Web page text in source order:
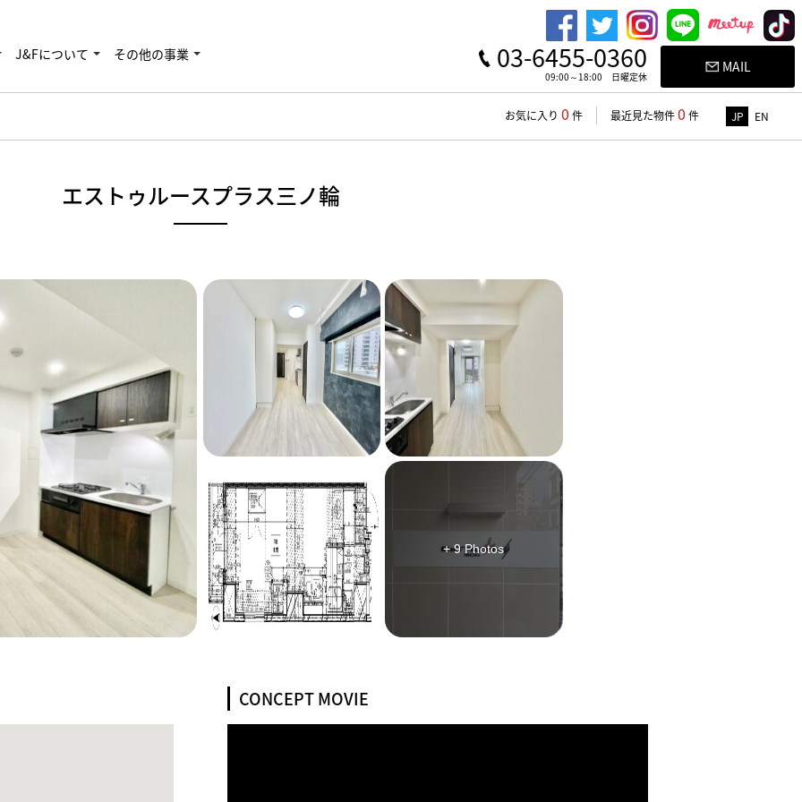
J&Fについて その他の事業 03-6455-0360
09:00～18:00 日曜定休
MAIL
お気に入り 0 件 最近見た物件0 件 JP EN
エストゥルースプラス三ノ輪
+ 9 Photos
CONCEPT MOVIE